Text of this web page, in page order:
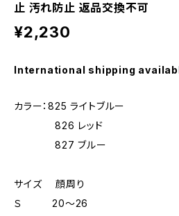
止 汚れ防止 返品交換不可
¥2,230
International shipping
カラー：825 ライトブルー
826 レッド
827 ブルー
サイズ 顔周り
Ｓ 20～26